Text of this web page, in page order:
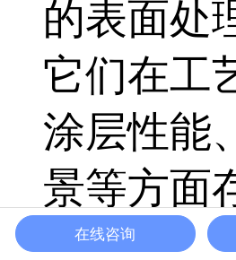
的表面处
它们在工
涂层性能
景等方面
差异。以
在线咨询